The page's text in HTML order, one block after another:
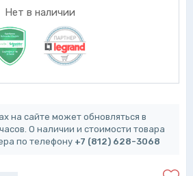
Нет в наличии
на сайте может обновляться в
О наличии и стоимости товара
по телефону +7 (812) 628-3068